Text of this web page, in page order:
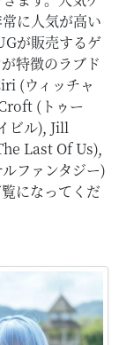
に人気が高い
が販売するゲ
特徴のラブド
(ウィッチャ
(トゥー
ビル), Jill
Last Of Us),
ファンタジー)
になってくだ